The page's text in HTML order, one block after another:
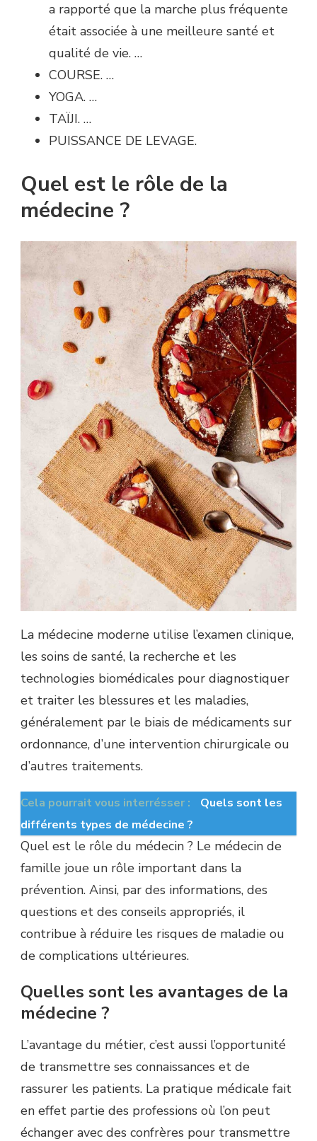
a rapporté que la marche plus fréquente
était associée à une meilleure santé et
qualité de vie. …
COURSE. …
YOGA. …
TAÏJI. …
PUISSANCE DE LEVAGE.
Quel est le rôle de la
médecine ?
La médecine moderne utilise l’examen clinique,
les soins de santé, la recherche et les
technologies biomédicales pour diagnostiquer
et traiter les blessures et les maladies,
généralement par le biais de médicaments sur
ordonnance, d’une intervention chirurgicale ou
d’autres traitements.
Cela pourrait vous interrésser :
Quels sont les
différents types de médecine ?
Quel est le rôle du médecin ? Le médecin de
famille joue un rôle important dans la
prévention. Ainsi, par des informations, des
questions et des conseils appropriés, il
contribue à réduire les risques de maladie ou
de complications ultérieures.
Quelles sont les avantages de la
médecine ?
L’avantage du métier, c’est aussi l’opportunité
de transmettre ses connaissances et de
rassurer les patients. La pratique médicale fait
en effet partie des professions où l’on peut
échanger avec des confrères pour transmettre